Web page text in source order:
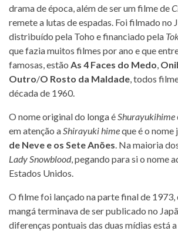
drama de época, além de ser um filme de
remete a lutas de espadas. Foi filmado no
distribuído pela Toho e financiado pela
que fazia muitos filmes por ano e que
famosas, estão As 4 Faces do Medo,
Outro/O Rosto da Maldade, todos
década de 1960.
O nome original do longa éShurayukihime
em atenção aShirayuki himeque é o nome
de Neve e os Sete Anões. Na maioria
Lady Snowblood, pegando para si o nome
Estados Unidos.
O filme foi lançado na parte final de 1973,
mangá terminava de ser publicado no
diferenças pontuais das duas mídias está